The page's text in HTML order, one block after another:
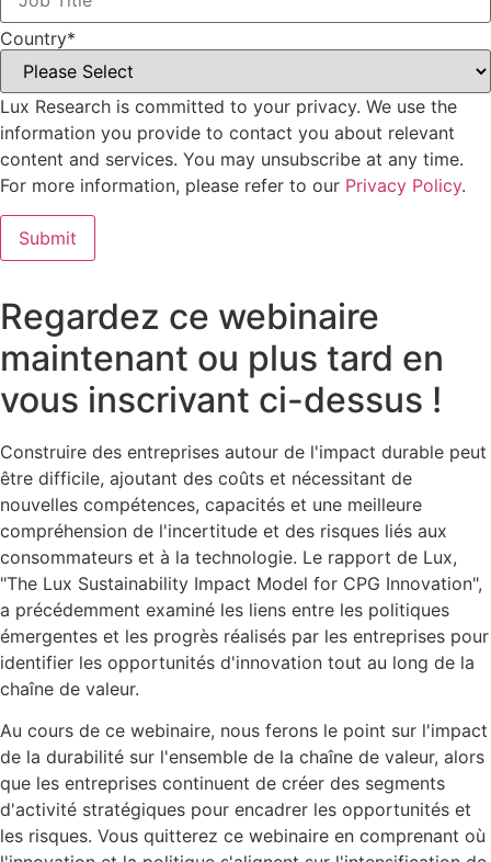
Country*
Lux Research is committed to your privacy. We use the
information you provide to contact you about relevant
content and services. You may unsubscribe at any time.
For more information, please refer to our Privacy Policy.
Regardez ce webinaire
maintenant ou plus tard en
vous inscrivant ci-dessus !
Construire des entreprises autour de l'impact durable peut
être difficile, ajoutant des coûts et nécessitant de
nouvelles compétences, capacités et une meilleure
compréhension de l'incertitude et des risques liés aux
consommateurs et à la technologie. Le rapport de Lux,
"The Lux Sustainability Impact Model for CPG Innovation",
a précédemment examiné les liens entre les politiques
émergentes et les progrès réalisés par les entreprises pour
identifier les opportunités d'innovation tout au long de la
chaîne de valeur.
Au cours de ce webinaire, nous ferons le point sur l'impact
de la durabilité sur l'ensemble de la chaîne de valeur, alors
que les entreprises continuent de créer des segments
d'activité stratégiques pour encadrer les opportunités et
les risques. Vous quitterez ce webinaire en comprenant où